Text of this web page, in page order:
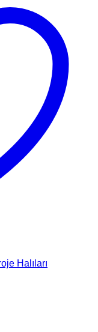
Halıları